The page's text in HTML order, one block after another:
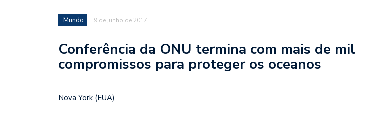
Mundo 9 de junho de 2017
Conferência da ONU termina com mais de mil
compromissos para proteger os oceanos
Nova York (EUA)